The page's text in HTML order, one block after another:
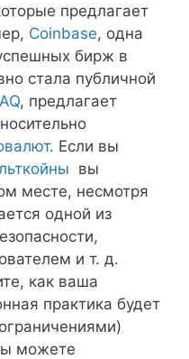
предлагает
Coinbase, одна
бирж в
стала публичной
, предлагает
. Если вы
вы
месте, несмотря
одной из
и т. д.
как ваша
практика будет
можете